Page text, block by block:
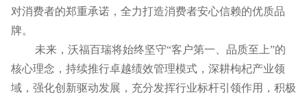
对消费者的郑重承诺，全力打造消费者安心信赖的优质品
牌。
未来，沃福百瑞将始终坚守“客户第一、品质至上”的
核心理念，持续推行卓越绩效管理模式，深耕枸杞产业领
域，强化创新驱动发展，充分发挥行业标杆引领作用，积极